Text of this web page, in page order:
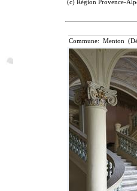
(c) Région Provence-
Commune: Menton